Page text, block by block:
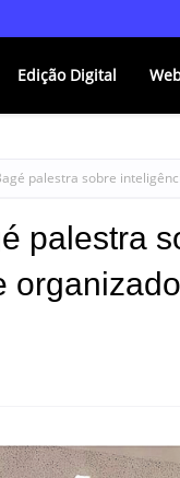
Edição Digital
palestra sobre
palestra